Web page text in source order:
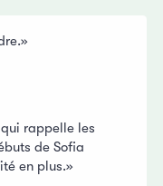
rappelle les
de Sofia
en plus.»